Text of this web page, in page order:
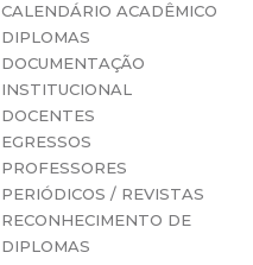
CALENDÁRIO ACADÊMICO
DIPLOMAS
DOCUMENTAÇÃO
INSTITUCIONAL
DOCENTES
EGRESSOS
PROFESSORES
PERIÓDICOS / REVISTAS
RECONHECIMENTO DE
DIPLOMAS